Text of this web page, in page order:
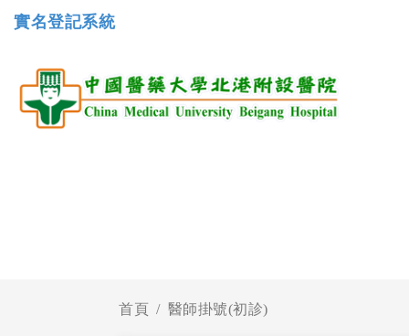
實名登記系統
首頁 醫師掛號(初診)